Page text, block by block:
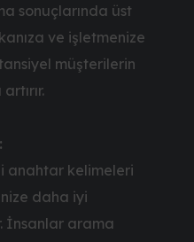
sonuçlarında üst
ve işletmenize
müşterilerin
anahtar kelimeleri
daha iyi
İnsanlar arama